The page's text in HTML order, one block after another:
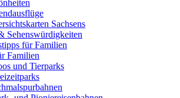
Sachsens
Sehenswürdigkeiten
für Familien
Familien
und Tierparks